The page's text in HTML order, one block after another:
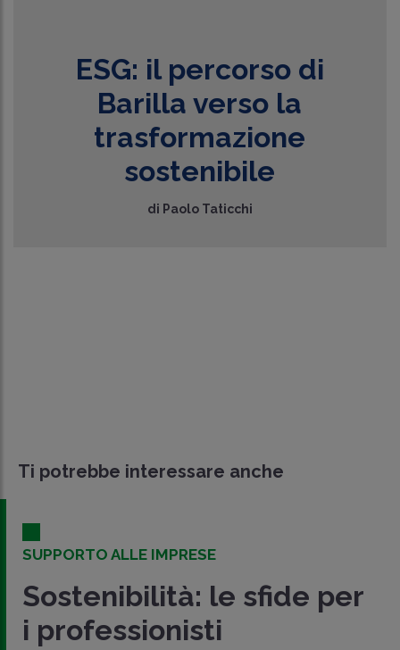
ESG: il percorso di
Barilla verso la
trasformazione
sostenibile
di Paolo Taticchi
Ti potrebbe interessare anche
ALLE IMPRESE
le sfide per